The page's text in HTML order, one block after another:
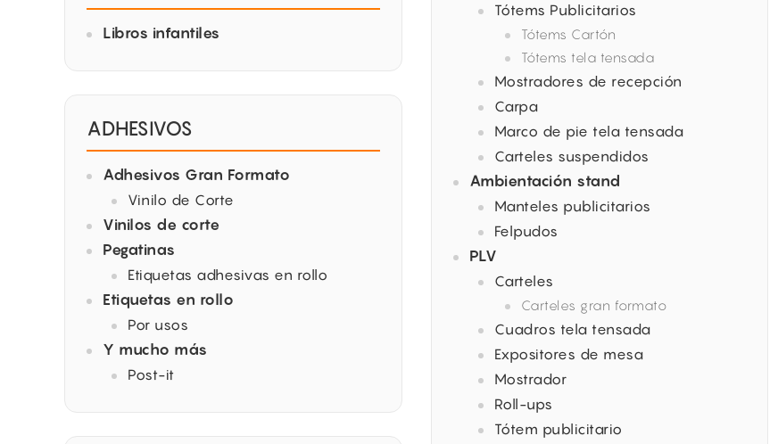
Libros infantiles
ADHESIVOS
Adhesivos Gran Formato
Vinilo de Corte
Vinilos de corte
Pegatinas
Etiquetas adhesivas en rollo
Etiquetas en rollo
Por usos
Y mucho más
Post-it
Tótems Publicitarios
Tótems Cartón
Tótems tela tensada
Mostradores de recepción
Carpa
Marco de pie tela tensada
Carteles suspendidos
Ambientación stand
Manteles publicitarios
Felpudos
PLV
Carteles
Carteles gran formato
Cuadros tela tensada
Expositores de mesa
Mostrador
Roll-ups
Tótem publicitario